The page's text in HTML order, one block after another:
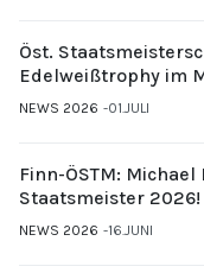
Öst.
Edelweißtrophy im
NEWS 2026 01.JULI
Finn-ÖSTM:
Staatsmeister 2026!
NEWS 2026 16.JUNI